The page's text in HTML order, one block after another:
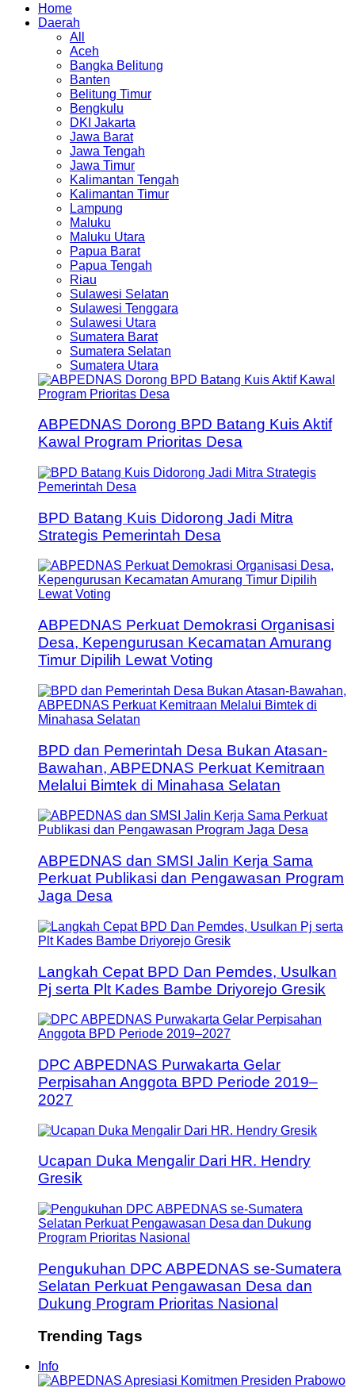
Home
Daerah
All
Aceh
Bangka Belitung
Banten
Belitung Timur
Bengkulu
DKI Jakarta
Jawa Barat
Jawa Tengah
Jawa Timur
Kalimantan Tengah
Kalimantan Timur
Lampung
Maluku
Maluku Utara
Papua Barat
Papua Tengah
Riau
Sulawesi Selatan
Sulawesi Tenggara
Sulawesi Utara
Sumatera Barat
Sumatera Selatan
Sumatera Utara
ABPEDNAS Dorong BPD Batang Kuis Aktif
Kawal Program Prioritas Desa
BPD Batang Kuis Didorong Jadi Mitra
Strategis Pemerintah Desa
ABPEDNAS Perkuat Demokrasi Organisasi
Desa, Kepengurusan Kecamatan Amurang
Timur Dipilih Lewat Voting
BPD dan Pemerintah Desa Bukan Atasan-
Bawahan, ABPEDNAS Perkuat Kemitraan
Melalui Bimtek di Minahasa Selatan
ABPEDNAS dan SMSI Jalin Kerja Sama
Perkuat Publikasi dan Pengawasan Program
Jaga Desa
Langkah Cepat BPD Dan Pemdes, Usulkan
Pj serta Plt Kades Bambe Driyorejo Gresik
DPC ABPEDNAS Purwakarta Gelar
Perpisahan Anggota BPD Periode 2019–
2027
Ucapan Duka Mengalir Dari HR. Hendry
Gresik
Pengukuhan DPC ABPEDNAS se-Sumatera
Selatan Perkuat Pengawasan Desa dan
Dukung Program Prioritas Nasional
Trending Tags
Info